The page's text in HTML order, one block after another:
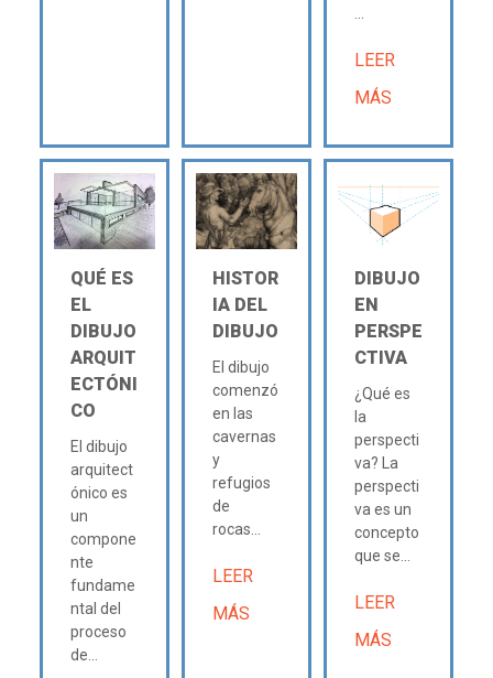
LEER
MÁS
QUÉ ES
EL
DIBUJO
ARQUIT
ECTÓNI
CO
El dibujo
arquitect
ónico es
un
compone
nte
fundame
ntal del
proceso
de...
HISTOR
IA DEL
DIBUJO
El dibujo
comenzó
en las
cavernas
y
refugios
de
rocas...
LEER
MÁS
DIBUJO
EN
PERSPE
CTIVA
¿Qué es
la
perspecti
va? La
perspecti
va es un
concepto
que se...
LEER
MÁS